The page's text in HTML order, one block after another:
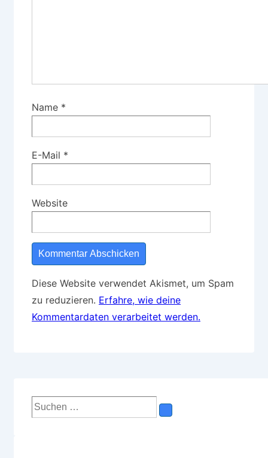
Name *
E-Mail *
Website
Diese Website verwendet Akismet, um Spam
zu reduzieren. Erfahre, wie deine
Kommentardaten verarbeitet werden.
Suchen
nach: